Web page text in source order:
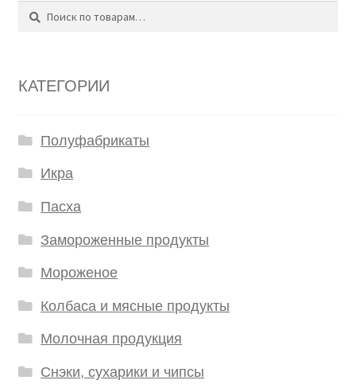
Поиск
КАТЕГОРИИ
Полуфабрикаты
Икра
Пасха
Замороженные продукты
Мороженое
Колбаса и мясные продукты
Молочная продукция
Снэки, сухарики и чипсы